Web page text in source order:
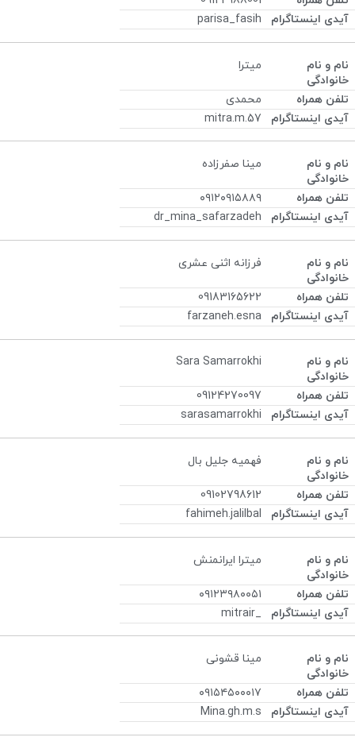
parisa_fasih
میترا
محمدی
mitra.m.57
مینا صفرزاده
۰۹۱۲۰۹۱۵۸۸۹
dr_mina_safarzadeh
فرزانه اثنی عشری
09183165622
farzaneh.esna
Sara Samarrokhi
09124270097
sarasamarrokhi
فهمیه جلیل بال
09102798612
fahimeh.jalilbal
ميترا ايرانمنش
٠٩١٢٣٩٨٠٠٥١
_mitrair
مینا قشونی
۰۹۱۵۴۵۰۰۰۱۷
Mina.gh.m.s